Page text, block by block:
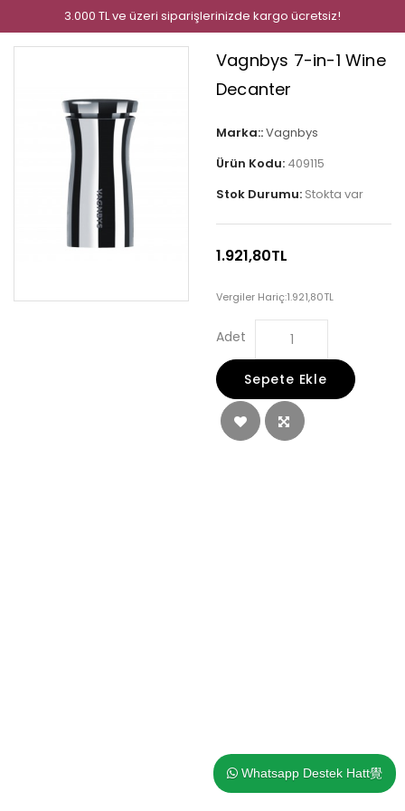
3.000 TL ve üzeri siparişlerinizde kargo ücretsiz!
Whatsapp Destek Hatt覺
Vagnbys 7-in-1 Wine
Decanter
Marka::Vagnbys
Ürün Kodu: 409115
Stok Durumu: Stokta var
1.921,80TL
Vergiler Hariç:1.921,80TL
Adet
Sepete Ekle